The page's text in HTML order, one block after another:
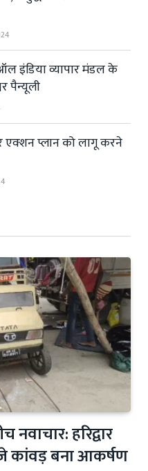
व्यापार मंडल के
पैन्यूली
एक्शन प्लान को लागू करने
हरिद्वार
कांवड़ बना आकर्षण